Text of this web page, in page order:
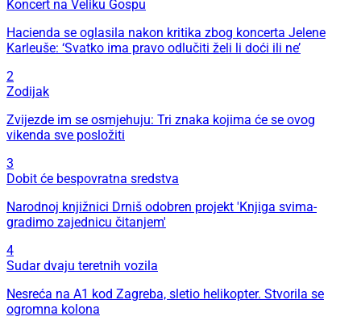
Koncert na Veliku Gospu
Hacienda se oglasila nakon kritika zbog koncerta Jelene
Karleuše: ‘Svatko ima pravo odlučiti želi li doći ili ne’
2
Zodijak
Zvijezde im se osmjehuju: Tri znaka kojima će se ovog
vikenda sve posložiti
3
Dobit će bespovratna sredstva
Narodnoj knjižnici Drniš odobren projekt 'Knjiga svima-
gradimo zajednicu čitanjem'
4
Sudar dvaju teretnih vozila
Nesreća na A1 kod Zagreba, sletio helikopter. Stvorila se
ogromna kolona